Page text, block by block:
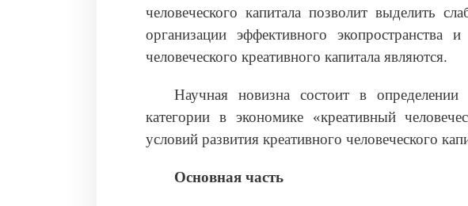
человеческого капитала позволит выделить
организации эффективного экопространства
человеческого креативного капитала являются.
Научная новизна состоит в
категории в экономике «креативный
условий развития креативного человеческого
Основная часть